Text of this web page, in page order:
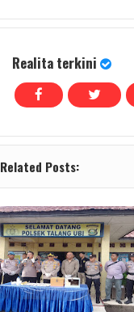
Realita terkini
Related Posts: